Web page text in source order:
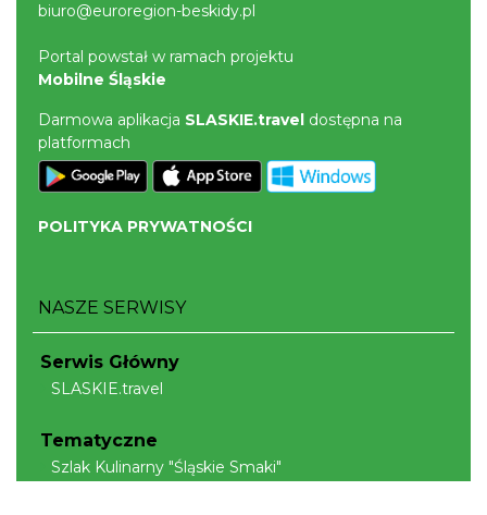
biuro@euroregion-beskidy.pl
Portal powstał w ramach projektu
Mobilne Śląskie
Darmowa aplikacja SLASKIE.travel dostępna na
platformach
POLITYKA PRYWATNOŚCI
NASZE SERWISY
Serwis Główny
SLASKIE.travel
Tematyczne
Szlak Kulinarny "Śląskie Smaki"